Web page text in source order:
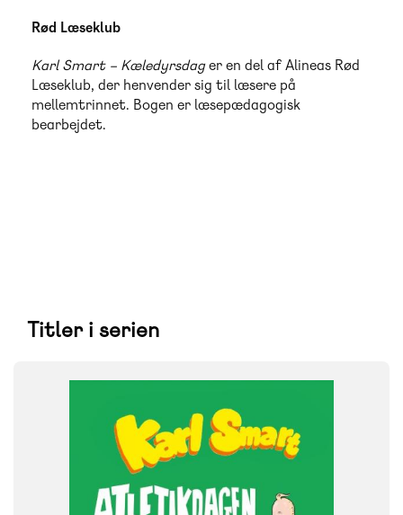
Rød Læseklub
Karl Smart – Kæledyrsdager en del af Alineas Rød
Læseklub, der henvender sig til læsere på
mellemtrinnet. Bogen er læsepædagogisk
bearbejdet.
Titler i serien
5. klasse 6. klasse
Flergangsbog